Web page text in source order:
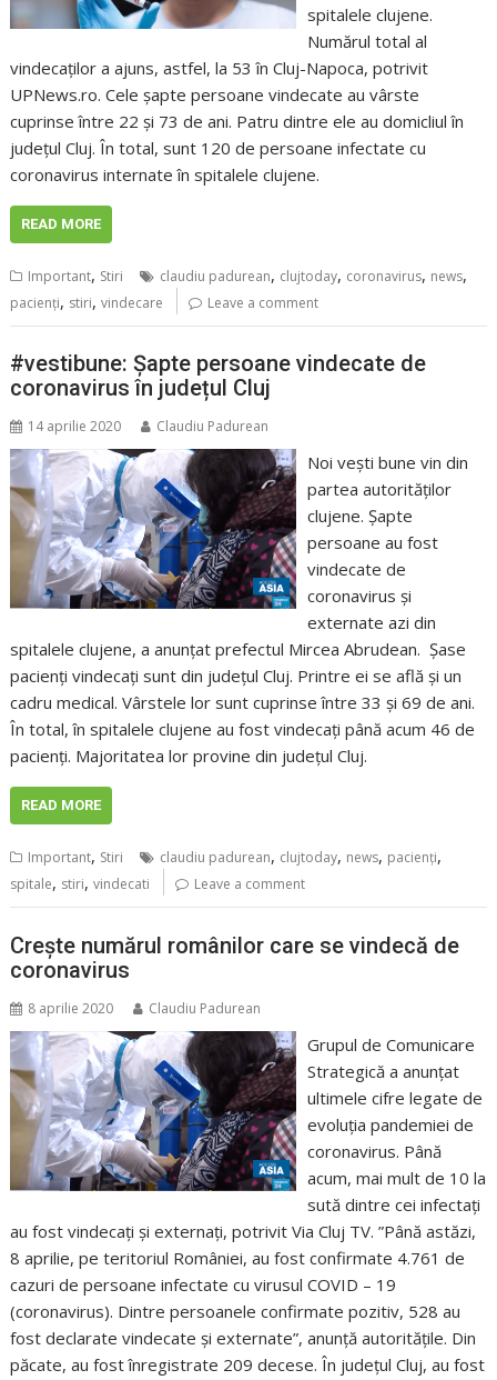
spitalele clujene.
Numărul total al
vindecaților a ajuns, astfel, la 53 în Cluj-Napoca, potrivit
UPNews.ro. Cele șapte persoane vindecate au vârste
cuprinse între 22 și 73 de ani. Patru dintre ele au domicliul în
județul Cluj. În total, sunt 120 de persoane infectate cu
coronavirus internate în spitalele clujene.
READ MORE
Important, Stiri claudiu padurean, clujtoday, coronavirus, news,
pacienţi, stiri,vindecare Leave a comment
#vestibune: Șapte persoane vindecate de
coronavirus în județul Cluj
14 aprilie 2020 Claudiu Padurean
Noi vești bune vin din
partea autorităților
clujene. Șapte
persoane au fost
vindecate de
coronavirus și
externate azi din
spitalele clujene, a anunțat prefectul Mircea Abrudean. Șase
pacienți vindecați sunt din județul Cluj. Printre ei se află și un
cadru medical. Vârstele lor sunt cuprinse între 33 și 69 de ani.
În total, în spitalele clujene au fost vindecați până acum 46 de
pacienți. Majoritatea lor provine din județul Cluj.
READ MORE
Important, Stiri claudiu padurean, clujtoday, news, pacienţi,
spitale, stiri,vindecati Leave a comment
Crește numărul românilor care se vindecă de
coronavirus
8 aprilie 2020 Claudiu Padurean
Grupul de Comunicare
Strategică a anunțat
ultimele cifre legate de
evoluția pandemiei de
coronavirus. Până
acum, mai mult de 10 la
sută dintre cei infectați
au fost vindecați și externați, potrivit Via Cluj TV. ”Până astăzi,
8 aprilie, pe teritoriul României, au fost confirmate 4.761 de
cazuri de persoane infectate cu virusul COVID – 19
(coronavirus). Dintre persoanele confirmate pozitiv, 528 au
fost declarate vindecate și externate”, anunță autoritățile. Din
păcate, au fost înregistrate 209 decese. În județul Cluj, au fost